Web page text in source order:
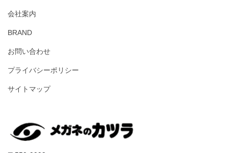
会社案内
BRAND
お問い合わせ
プライバシーポリシー
サイトマップ